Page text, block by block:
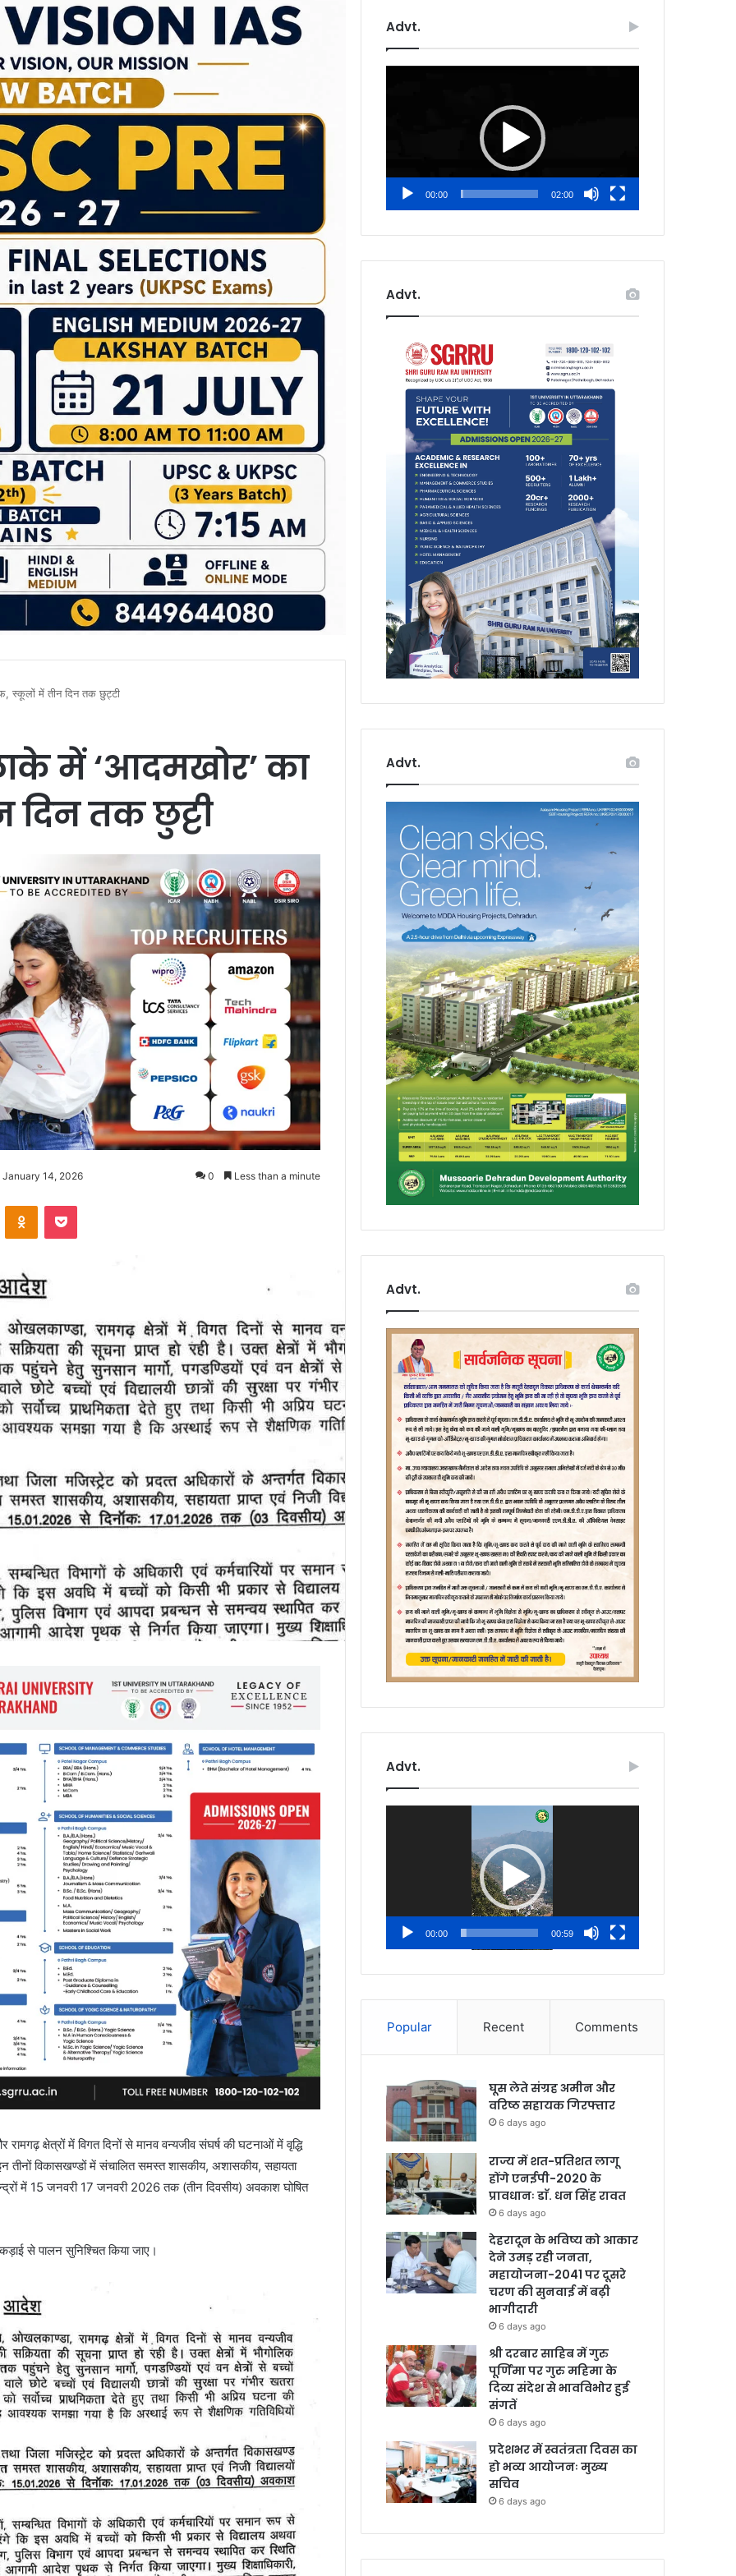
स्कूलों में तीन दिन तक छुट्टी
में ‘आदमखोर’ का
तक छुट्टी
January 14, 2026 0 Less than a minute
क्षेत्रों में विगत दिनों से मानव वन्यजीव संघर्ष की घटनाओं में वृद्धि
विकासखण्डों में संचालित समस्त शासकीय, अशासकीय, सहायता
में 15 जनवरी 17 जनवरी 2026 तक (तीन दिवसीय) अवकाश घोषित
से पालन सुनिश्चित किया जाए।
Advt.
00:00 02:00
Advt.
Advt.
Advt.
Advt.
00:00 00:59
Popular Recent Comments
घूस लेते संग्रह अमीन और
वरिष्ठ सहायक गिरफ्तार
6 days ago
राज्य में शत-प्रतिशत लागू
होंगे एनईपी-2020 के
प्रावधानः डाॅ. धन सिंह रावत
6 days ago
देहरादून के भविष्य को आकार
देने उमड़ रही जनता,
महायोजना-2041 पर दूसरे
चरण की सुनवाई में बढ़ी
भागीदारी
6 days ago
श्री दरबार साहिब में गुरु
पूर्णिमा पर गुरु महिमा के
दिव्य संदेश से भावविभोर हुई
संगतें
6 days ago
प्रदेशभर में स्वतंत्रता दिवस का
हो भव्य आयोजनः मुख्य
सचिव
6 days ago